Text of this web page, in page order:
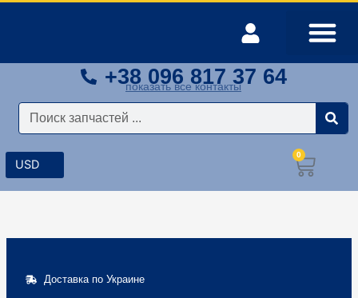
+38 096 817 37 64
показать все контакты
Поиск
0
Доставка по Украине